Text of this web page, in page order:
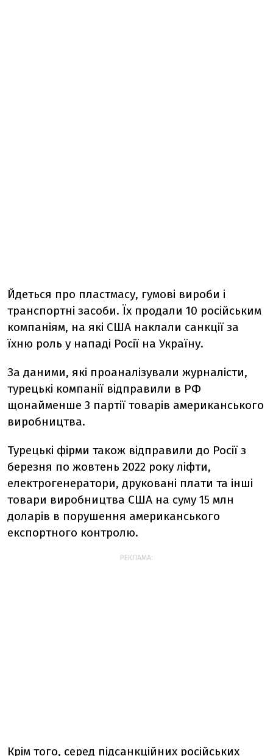
Йдеться про пластмасу, гумові вироби і
транспортні засоби. Їх продали 10 російським
компаніям, на які США наклали санкції за
їхню роль у нападі Росії на Україну.
За даними, які проаналізували журналісти,
турецькі компанії відправили в РФ
щонайменше 3 партії товарів американського
виробництва.
Турецькі фірми також відправили до Росії з
березня по жовтень 2022 року ліфти,
електрогенератори, друковані плати та інші
товари виробництва США на суму 15 млн
доларів в порушення американського
експортного контролю.
РЕКЛАМА:
Крім того, серед підсанкційних російських